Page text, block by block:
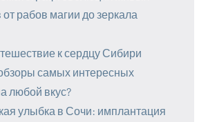
рабов магии до зеркала
к сердцу Сибири
самых интересных
любой вкус?
улыбка в Сочи: имплантация